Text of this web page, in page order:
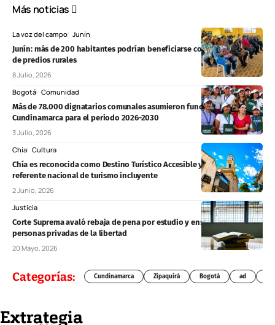
Más noticias
La voz del campo Junín
Junín: más de 200 habitantes podrían beneficiarse con formalización
de predios rurales
8 Julio, 2026
Bogotá Comunidad
Más de 78.000 dignatarios comunales asumieron funciones en
Cundinamarca para el periodo 2026-2030
3 Julio, 2026
Chía Cultura
Chía es reconocida como Destino Turístico Accesible y se convierte en
referente nacional de turismo incluyente
2 Junio, 2026
Justicia
Corte Suprema avaló rebaja de pena por estudio y enseñanza para
personas privadas de la libertad
20 Mayo, 2026
Categorías: Cundinamarca Zipaquirá Bogotá ad